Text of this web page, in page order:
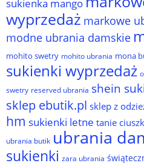
sukienka mango
wyprzedaż markowe
modne ubrania damskie
mohito swetry mohito ubrania mona
sukienki wyprzedaż
swetry reserved ubrania shein
sklep ebutik.pl sklep z
hm sukienki letne tanie
ubrania butik ubrania
sukienki zara ubrania